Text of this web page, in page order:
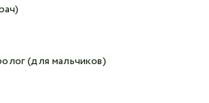
(для мальчиков)